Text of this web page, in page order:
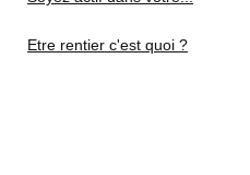
Etre rentier c'est quoi ?